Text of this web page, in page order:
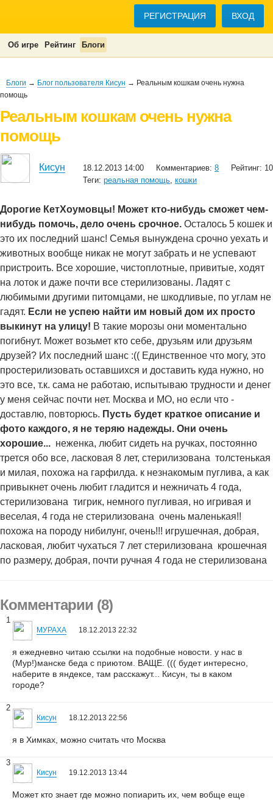
РЕГИСТРАЦИЯ ВХОД
Об игре Рейтинг Блоги
Блоги → Блог пользователя Кисун → Реальным кошкам очень нужна
помощь
Реальным кошкам очень нужна
помощь
Кисун 18.12.2013 14:00 Комментариев: 8
Рейтинг: 10
Теги: реальная помощь, кошки
Дорогие КетХоумовцы! Может кто-нибудь сможет чем-
нибудь помочь, дело очень срочное. Осталось 5 кошек и
это их последний шанс! Семья вынуждена срочно уехать и
животных вообще никак не могут забрать и не успевают
пристроить. Все хорошие, чистоплотные, привитые, ходят
на лоток и даже почти все стерилизованы. Ладят с
любимыми другими питомцами, не шкодливые, по углам не
гадят. Если не успею найти им новый дом их просто
выкинут на улицу! В такие морозы они моментально
погибнут. Может возьмет кто себе, друзьям или друзьям
друзей? Их последний шанс :(( Единственное что могу, это
простерилизовать оставшихся и доставить куда нужно, но
это все, т.к. сама не работаю, испытываю трудности и денег
у меня сейчас почти нет. Москва и МО, но если что -
доставлю, повторюсь. Пусть будет краткое описание и
фото каждого, я не теряю надежды. Они очень
хорошие... неженка, любит сидеть на ручках, постоянно
трется обо все, ласковая 8 лет, стерилизована толстенькая
и милая, похожа на гарфилда. к незнакомым пуглива, а как
привыкнет очень любит гладится и нежничать 4 года,
стерилизована тигрик, немного пугливая, но игривая и
веселая, 4 года не стерилизована очень маленькая!!
похожа на породу нибилунг, очень!!! игрушечная, добрая,
ласковая, любит чухаться 7 лет стерилизована крошечная
по размеру, добрая, почти ручная 4 года не стерилизована
Комментарии (8)
1
МУРАХА 18.12.2013 22:32
я ежедневно читаю ссылки на подобные новости. у нас в
(Мур!)манске беда с приютом. ВАЩЕ. ((( будет интересно,
наберите в яндексе, там расскажут... Кисун, ты в каком
городе?
2
Кисун 18.12.2013 22:56
я в Химках, можно считать что Москва
3
Кисун 19.12.2013 13:44
Может кто знает где можно попиарить их, чем вобще еще